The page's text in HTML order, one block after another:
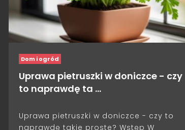
Dom i ogród
Uprawa pietruszki w doniczce - czy
to naprawdę ta …
Uprawa pietruszki w doniczce - czy to
naprawdę takie proste? Wstęp W